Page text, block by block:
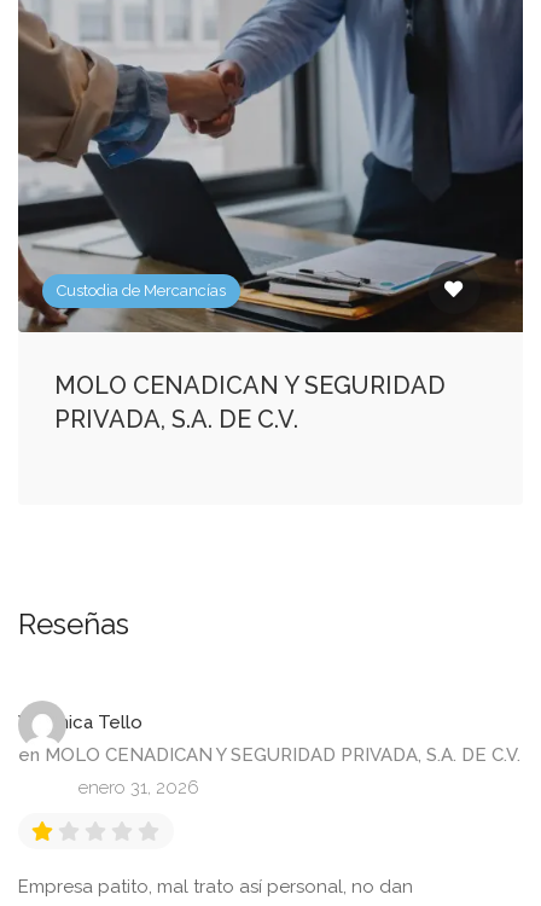
Custodia de Mercancías
MOLO CENADICAN Y SEGURIDAD
PRIVADA, S.A. DE C.V.
Reseñas
Veronica Tello
en MOLO CENADICAN Y SEGURIDAD PRIVADA, S.A. DE C.V.
enero 31, 2026
Empresa patito, mal trato así personal, no dan